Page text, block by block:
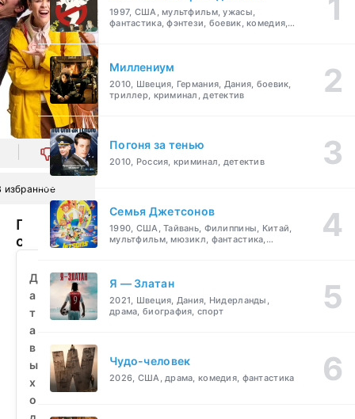
0
избранное
Про
секс
мамы
(2024)
смотреть
бесплатно
Д
а
т
а
в
ы
х
о
1997, США, мультфильм, ужасы,
фантастика, фэнтези, боевик, комедия,
Миллениум
2010, Швеция, Германия, Дания, боевик,
триллер, криминал, детектив
Погоня за тенью
2010, Россия, криминал, детектив
Семья Джетсонов
1990, США, Тайвань, Филиппины, Китай,
мультфильм, мюзикл, фантастика,
Я — Златан
2021, Швеция, Дания, Нидерланды,
драма, биография, спорт
Чудо-человек
2026, США, драма, комедия, фантастика